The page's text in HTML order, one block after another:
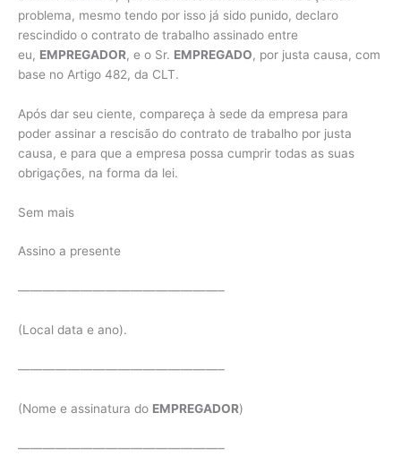
problema, mesmo tendo por isso já sido punido, declaro
rescindido o contrato de trabalho assinado entre
eu, EMPREGADOR, e o Sr. EMPREGADO, por justa causa, com
base no Artigo 482, da CLT.
Após dar seu ciente, compareça à sede da empresa para
poder assinar a rescisão do contrato de trabalho por justa
causa, e para que a empresa possa cumprir todas as suas
obrigações, na forma da lei.
Sem mais
Assino a presente
————————————————–
(Local data e ano).
————————————————–
(Nome e assinatura do EMPREGADOR)
————————————————–